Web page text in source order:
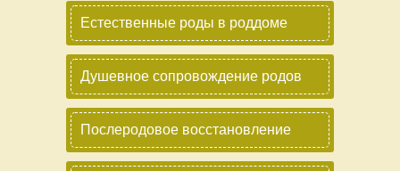
Естественные роды в роддоме
Душевное сопровождение родов
Послеродовое восстановление